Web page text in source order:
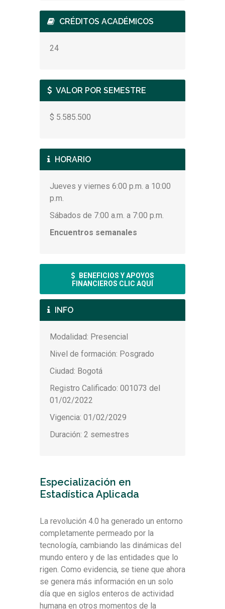
CRÉDITOS ACADÉMICOS
24
VALOR POR SEMESTRE
$ 5.585.500
HORARIO
Jueves y viernes 6:00 p.m. a 10:00
p.m.
Sábados de 7:00 a.m. a 7:00 p.m.
Encuentros semanales
BENEFICIOS Y APOYOS
FINANCIEROS CLIC AQUÍ
INFO
Modalidad: Presencial
Nivel de formación: Posgrado
Ciudad: Bogotá
Registro Calificado: 001073 del
01/02/2022
Vigencia: 01/02/2029
Duración: 2 semestres
Especialización en
Estadística Aplicada
La revolución 4.0 ha generado un entorno
completamente permeado por la
tecnología, cambiando las dinámicas del
mundo entero y de las entidades que lo
rigen. Como evidencia, se tiene que ahora
se genera más información en un solo
día que en siglos enteros de actividad
humana en otros momentos de la